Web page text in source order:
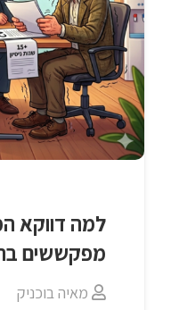
למה דווקא
מפקששים
מאיה בוכניק